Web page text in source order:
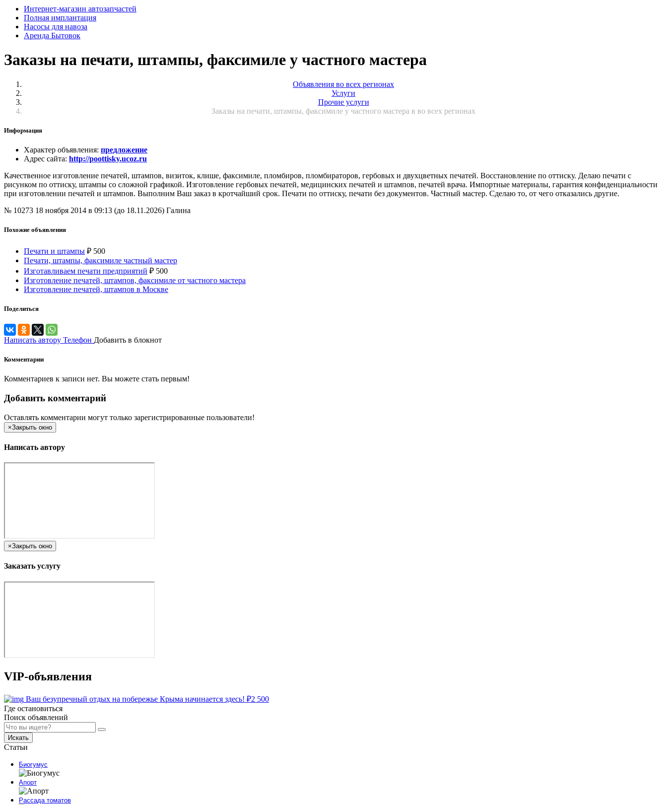
Интернет-магазин автозапчастей
Полная имплантация
Насосы для навоза
Аренда Бытовок
Заказы на печати, штампы, факсимиле у частного мастера
Объявления во всех регионах
Услуги
Прочие услуги
Заказы на печати, штампы, факсимиле у частного мастера в во всех регионах
Информация
Характер объявления: предложение
Адрес сайта: http://poottisky.ucoz.ru
Качественное изготовление печатей, штампов, визиток, клише, факсимиле, пломбиров, пломбираторов, гербовых и двухцветных печатей. Восстановление по оттиску. Делаю печати с
рисунком по оттиску, штампы со сложной графикой. Изготовление гербовых печатей, медицинских печатей и штампов, печатей врача. Импортные материалы, гарантия конфиденциальности
при изготовлении печатей и штампов. Выполним Ваш заказ в кротчайший срок. Печати по оттиску, печати без документов. Частный мастер. Сделаю то, от чего отказались другие.
№ 10273 18 ноября 2014 в 09:13 (до 18.11.2026) Галина
Похожие объявления
Печати и штампы ₽ 500
Печати, штампы, факсимиле частный мастер
Изготавливаем печати предприятий ₽ 500
Изготовление печатей, штампов, факсимиле от частного мастера
Изготовление печатей, штампов в Москве
Поделиться
Написать автору Телефон Добавить в блокнот
Комментарии
Комментариев к записи нет. Вы можете стать первым!
Добавить комментарий
Оставлять комментарии могут только зарегистрированные пользователи!
×Закрыть окно
Написать автору
×Закрыть окно
Заказать услугу
VIP-объявления
Ваш безупречный отдых на побережье Крыма начинается здесь! ₽2 500
Где остановиться
Поиск объявлений
Искать
Статьи
Биогумус
Апорт
Рассада томатов